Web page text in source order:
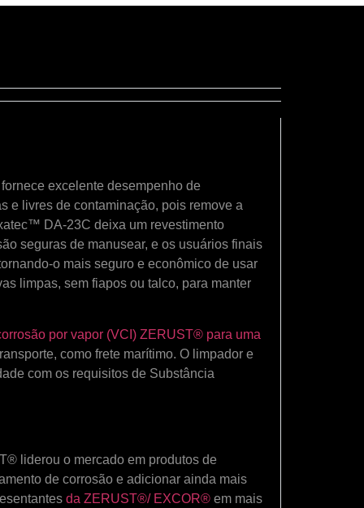
excelente desempenho de
e livres de contaminação, pois remove a
DA-23C deixa um revestimento
seguras de manusear, e os usuários finais
o mais seguro e econômico de usar
limpas, sem fiapos ou talco, para manter
por vapor (VCI) ZERUST® para uma
como frete marítimo. O limpador e
com os requisitos de Substância
liderou o mercado em produtos de
de corrosão e adicionar ainda mais
da ZERUST®/ EXCOR® em mais